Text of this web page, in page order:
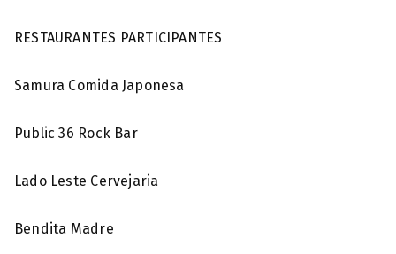
RESTAURANTES PARTICIPANTES
Samura Comida Japonesa
Public 36 Rock Bar
Lado Leste Cervejaria
Bendita Madre